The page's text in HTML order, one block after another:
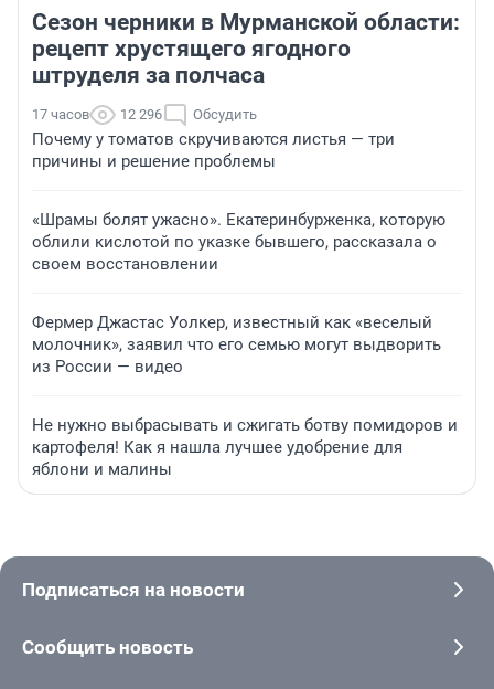
Сезон черники в Мурманской области:
рецепт хрустящего ягодного
штруделя за полчаса
17 часов 12 296 Обсудить
Почему у томатов скручиваются листья — три
причины и решение проблемы
«Шрамы болят ужасно». Екатеринбурженка, которую
облили кислотой по указке бывшего, рассказала о
своем восстановлении
Фермер Джастас Уолкер, известный как «веселый
молочник», заявил что его семью могут выдворить
из России — видео
Не нужно выбрасывать и сжигать ботву помидоров и
картофеля! Как я нашла лучшее удобрение для
яблони и малины
Подписаться на новости
Сообщить новость